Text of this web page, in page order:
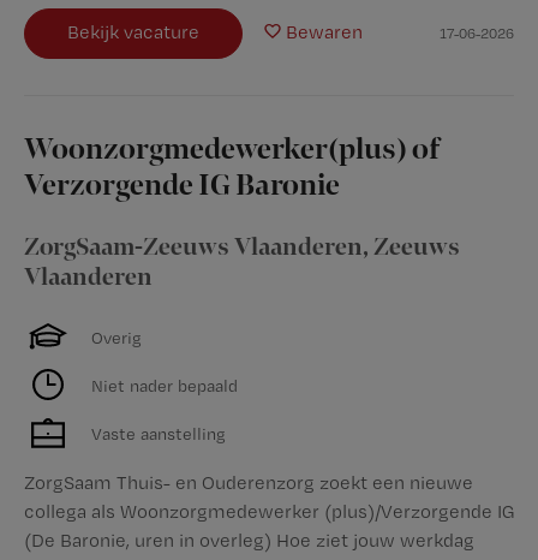
Bekijk vacature Bewaren 17-06-2026
Woonzorgmedewerker(plus) of
Verzorgende IG Baronie
ZorgSaam-Zeeuws Vlaanderen, Zeeuws
Vlaanderen
Overig
Niet nader bepaald
Vaste aanstelling
ZorgSaam Thuis- en Ouderenzorg zoekt een nieuwe
collega als Woonzorgmedewerker (plus)/Verzorgende IG
(De Baronie, uren in overleg) Hoe ziet jouw werkdag